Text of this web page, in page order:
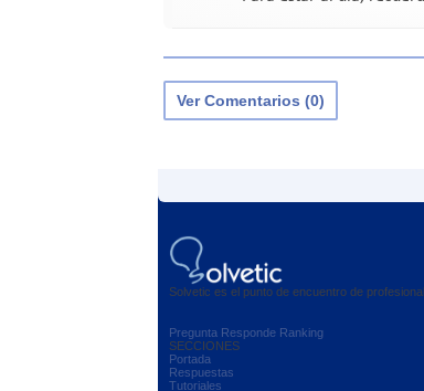
Ver Comentarios (0)
Solvetic es el punto de encuentro de
Pregunta Responde Ranking
SECCIONES
Portada
Respuestas
Tutoriales